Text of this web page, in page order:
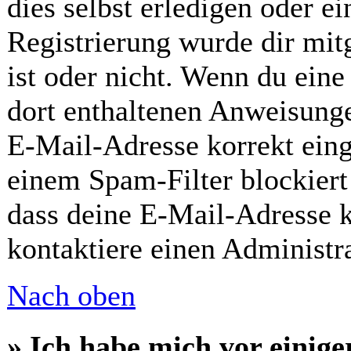
dies selbst erledigen oder
Registrierung wurde dir
ist oder nicht. Wenn du
dort enthaltenen
E-Mail-Adresse korrekt
einem Spam-Filter
dass deine E-Mail-Adresse
kontaktiere einen
Nach oben